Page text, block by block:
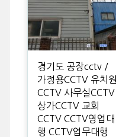
경기도 공장cctv /
가정용CCTV 유치원
CCTV 사무실CCTV
상가CCTV 교회
CCTV CCTV영업대
행 CCTV업무대행